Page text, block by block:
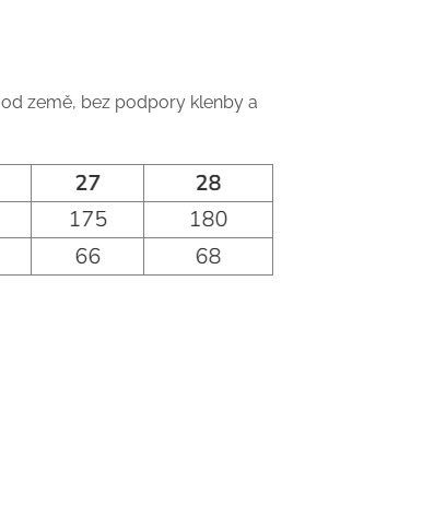
země, bez podpory klenby a